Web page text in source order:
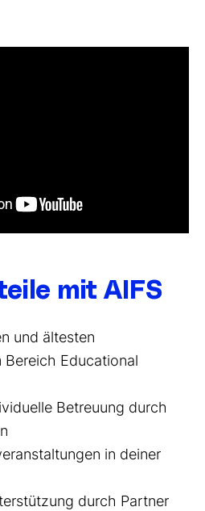
mit AIFS
und ältesten
Bereich Educational
Betreuung durch
in deiner
durch Partner